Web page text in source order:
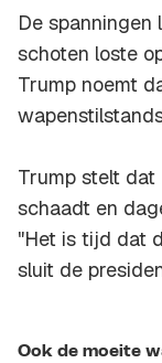
De
schoten loste
Trump noemt
Trump stelt dat
schaadt en
"Het is tijd dat
sluit de
Ook de moeite